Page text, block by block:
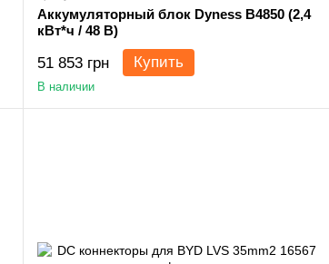
Аккумуляторный блок Dyness B4850 (2,4
кВт*ч / 48 В)
51 853 грн Купить
В наличии